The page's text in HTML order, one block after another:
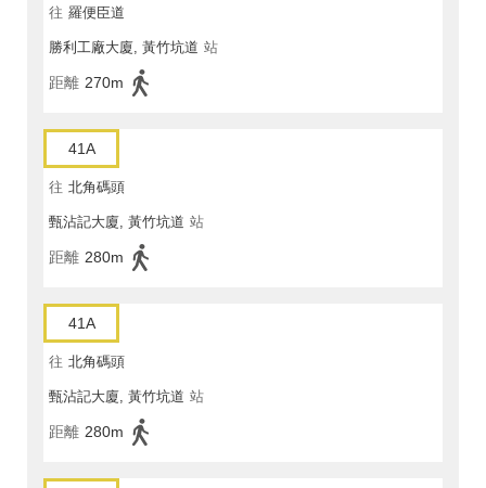
往 羅便臣道
勝利工廠大廈, 黃竹坑道 站
距離 270m
41A
往 北角碼頭
甄沾記大廈, 黃竹坑道 站
距離 280m
41A
往 北角碼頭
甄沾記大廈, 黃竹坑道 站
距離 280m